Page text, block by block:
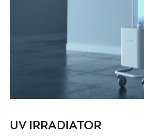
UV IRRADIATOR